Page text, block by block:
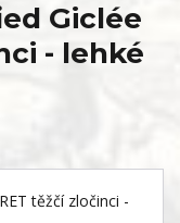
Giclée
- lehké